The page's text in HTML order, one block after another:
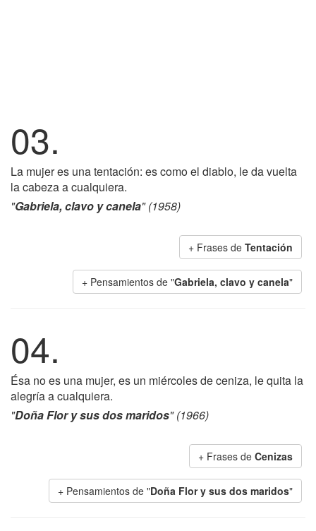
03.
La mujer es una tentación: es como el diablo, le da vuelta
la cabeza a cualquiera.
"Gabriela, clavo y canela" (1958)
+ Frases de Tentación
+ Pensamientos de "Gabriela, clavo y canela"
04.
Ésa no es una mujer, es un miércoles de ceniza, le quita la
alegría a cualquiera.
"Doña Flor y sus dos maridos" (1966)
+ Frases de Cenizas
+ Pensamientos de "Doña Flor y sus dos maridos"